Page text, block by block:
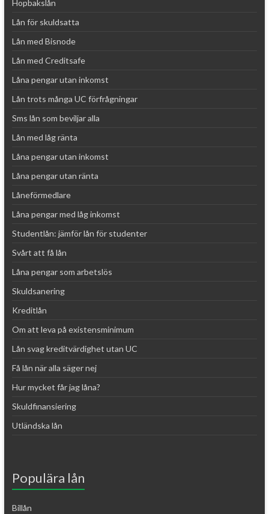
Hopbakslån
Lån för skuldsatta
Lån med Bisnode
Lån med Creditsafe
Låna pengar utan inkomst
Lån trots många UC förfrågningar
Sms lån som beviljar alla
Lån med låg ränta
Låna pengar utan inkomst
Låna pengar utan ränta
Låneförmedlare
Låna pengar med låg inkomst
Studentlån: jämför lån för studenter
Svårt att få lån
Låna pengar som arbetslös
Skuldsanering
Kreditlån
Om att leva på existensminimum
Lån svag kreditvärdighet utan UC
Få lån när alla säger nej
Hur mycket får jag låna?
Skuldfinansiering
Utländska lån
Populära lån
Billån